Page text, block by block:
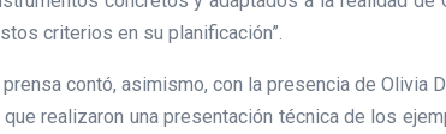
criterios en su planificación”.
prensa contó, asimismo, con la presencia de
que realizaron una presentación técnica de los